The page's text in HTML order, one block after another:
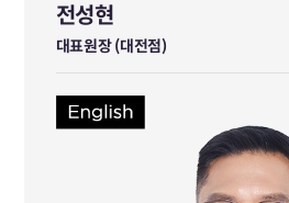
전성현
대표원장 (대전점)
전성현
대표원장 (대전점)
동국대학교 한의과대학 졸업
前순천시 낙안보건지소 한의과장
前장성요양병원 한의과장
前다이트한의원 부산점 진료원장